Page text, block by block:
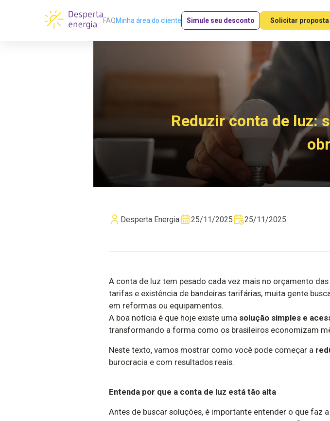
FAQMinha área do cliente Simule seu desconto Solicitar proposta
Reduzir conta de luz:
Desperta Energia 25/11/2025 25/11/2025
A conta de luz tem pesado cada vez mais no orçamento
tarifas e existência de bandeiras tarifárias, muita gente
em reformas ou equipamentos.
A boa notícia é que hoje existe uma solução simples e
transformando a forma como os brasileiros economizam
Neste texto, vamos mostrar como você pode começar a
burocracia e com resultados reais.
Entenda por que a conta de luz está tão alta
Antes de buscar soluções, é importante entender o que faz